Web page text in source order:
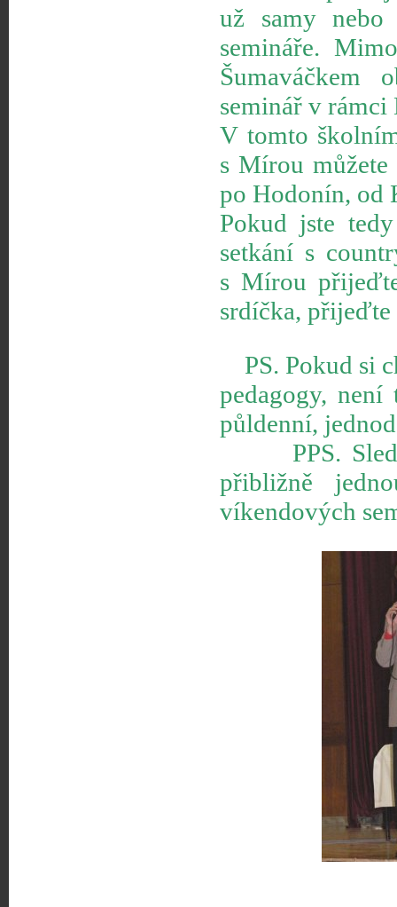
už samy nebo
semináře.
Šumaváčkem
seminář v rámci
V tomto
s Mírou můžete
po Hodonín, od
Pokud jste
setkání s
s Mírou
srdíčka,
PS. Pokud si
pedagogy,
půldenní,
PPS.
přibližně
víkendových